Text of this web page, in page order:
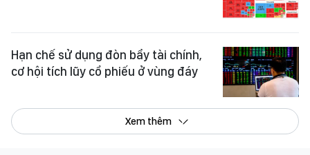
Hạn chế sử dụng đòn bẩy tài chính,
cơ hội tích lũy cổ phiếu ở vùng đáy
Xem thêm